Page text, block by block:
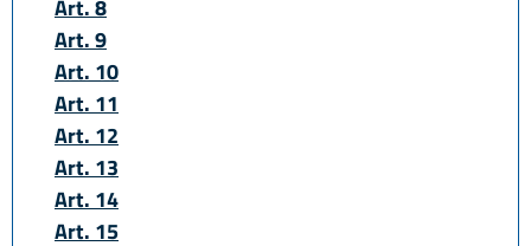
Art. 8
Art. 9
Art. 10
Art. 11
Art. 12
Art. 13
Art. 14
Art. 15